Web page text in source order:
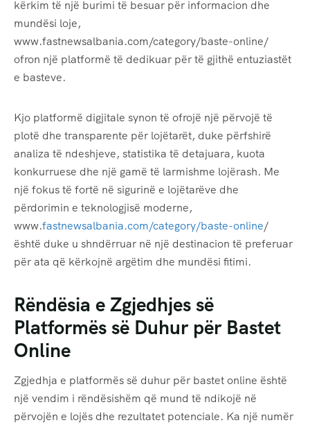
kërkim të një burimi të besuar për informacion dhe
mundësi loje,
www.fastnewsalbania.com/category/baste-online/
ofron një platformë të dedikuar për të gjithë entuziastët
e basteve.
Kjo platformë digjitale synon të ofrojë një përvojë të
plotë dhe transparente për lojëtarët, duke përfshirë
analiza të ndeshjeve, statistika të detajuara, kuota
konkurruese dhe një gamë të larmishme lojërash. Me
një fokus të fortë në sigurinë e lojëtarëve dhe
përdorimin e teknologjisë moderne,
www.fastnewsalbania.com/category/baste-online/
është duke u shndërruar në një destinacion të preferuar
për ata që kërkojnë argëtim dhe mundësi fitimi.
Rëndësia e Zgjedhjes së
Platformës së Duhur për Bastet
Online
Zgjedhja e platformës së duhur për bastet online është
një vendim i rëndësishëm që mund të ndikojë në
përvojën e lojës dhe rezultatet potenciale. Ka një numër